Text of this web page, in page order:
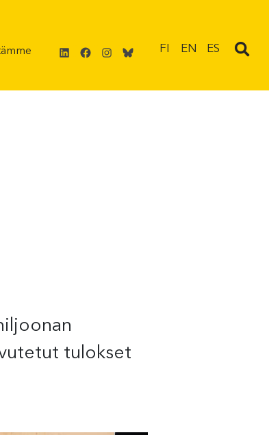
LinkedIn
Facebook
Instagram
Bluesky
FI EN ES
tulokset